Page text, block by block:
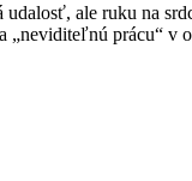
ale ruku na
prácu“ v